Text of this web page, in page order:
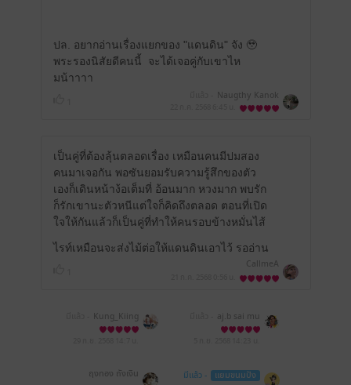
ปล. อยากอ่านเรื่องแยกของ "แดนดิน" จัง 🥹
พระรองนิสัยดีคนนี้ จะได้เจอคู่กับเขาไห
มน้าาาา
Naugthy Kanok
เป็นคู่ที่ต้องลุ้นตลอดเรื่อง เหมือนคนมีปมสอง
คนมาเจอกัน พอซันยอมรับความรู้สึกของตัว
เองก็เดินหน้าง้อเต็มที่ อ้อนมาก หวงมาก พบรัก
ก็รักเขานะตัวหนีแต่ใจก็คิดถึงตลอด ตอนที่เปิด
ใจให้กันแล้วก็เป็นคู่ที่ทำให้คนรอบข้างหมั่นไส้
ไรท์เหมือนจะส่งไม้ต่อให้แดนดินเอาไว้ รออ่าน
CallmeA
Kung_Kiing aj.b sai mu
ถุงทอง ถังเงิน มีแล้ว - แยมขนมปัง